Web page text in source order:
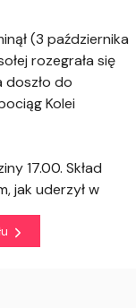
(3 października
rozegrała się
doszło do
Kolei
17.00. Skład
jak uderzył w